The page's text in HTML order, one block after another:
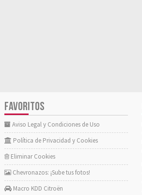
FAVORITOS
Aviso Legal y Condiciones de Uso
Política de Privacidad y Cookies
Eliminar Cookies
Chevronazos: ¡Sube tus fotos!
Macro KDD Citroën